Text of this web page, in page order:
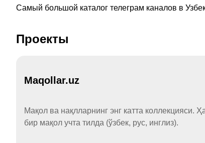
Самый большой каталог телеграм каналов в
Проекты
Maqollar.uz
Мақол ва нақлларнинг энг катта коллекцияси.
бир мақол учта тилда (ўзбек, рус, инглиз).